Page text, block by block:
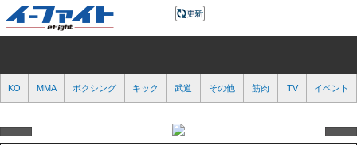
KO MMA ボクシング キック 武道 その他 筋肉 TV イベント